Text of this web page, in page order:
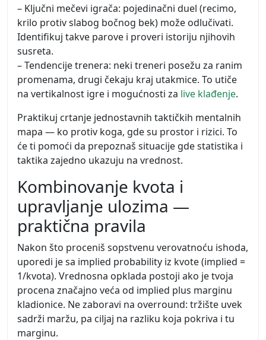
– Ključni mečevi igrača: pojedinačni duel (recimo,
krilo protiv slabog bočnog bek) može odlučivati.
Identifikuj takve parove i proveri istoriju njihovih
susreta.
– Tendencije trenera: neki treneri posežu za ranim
promenama, drugi čekaju kraj utakmice. To utiče
na vertikalnost igre i mogućnosti za live klađenje.
Praktikuj crtanje jednostavnih taktičkih mentalnih
mapa — ko protiv koga, gde su prostor i rizici. To
će ti pomoći da prepoznaš situacije gde statistika i
taktika zajedno ukazuju na vrednost.
Kombinovanje kvota i
upravljanje ulozima —
praktična pravila
Nakon što proceniš sopstvenu verovatnoću ishoda,
uporedi je sa implied probability iz kvote (implied =
1/kvota). Vrednosna opklada postoji ako je tvoja
procena značajno veća od implied plus marginu
kladionice. Ne zaboravi na overround: tržište uvek
sadrži maržu, pa ciljaj na razliku koja pokriva i tu
marginu.